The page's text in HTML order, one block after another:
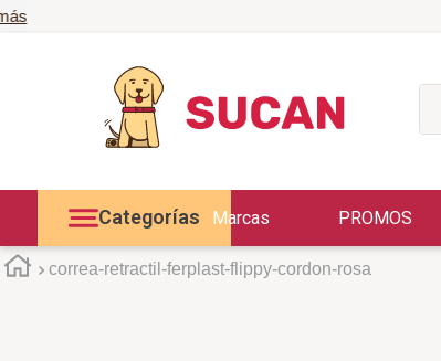
Categorías Marcas PROMOS
correa-retractil-ferplast-flippy-cordon-rosa